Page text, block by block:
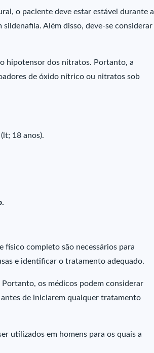
o paciente deve estar estável durante a
Além disso, deve-se considerar
hipotensor dos nitratos. Portanto, a
de óxido nítrico ou nitratos sob
18 anos).
físico completo são necessários para
e identificar o tratamento adequado.
os médicos podem considerar
de iniciarem qualquer tratamento
utilizados em homens para os quais a